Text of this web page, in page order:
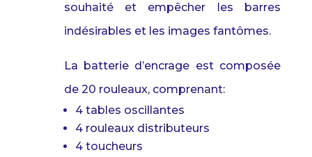
souhaité et empêcher les barres
indésirables et les images fantômes.
La batterie d’encrage est composée
de 20 rouleaux, comprenant:
4 tables oscillantes
4 rouleaux distributeurs
4 toucheurs